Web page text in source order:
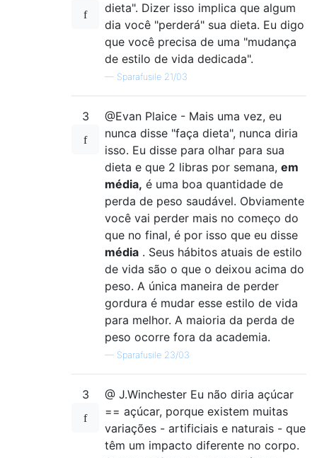
dieta". Dizer isso implica que algum
dia você "perderá" sua dieta. Eu digo
que você precisa de uma "mudança
de estilo de vida dedicada".
— Sparafusile 21/03
3
@Evan Plaice - Mais uma vez, eu
nunca disse "faça dieta", nunca diria
isso. Eu disse para olhar para sua
dieta e que 2 libras por semana, em
média, é uma boa quantidade de
perda de peso saudável. Obviamente
você vai perder mais no começo do
que no final, é por isso que eu disse
média . Seus hábitos atuais de estilo
de vida são o que o deixou acima do
peso. A única maneira de perder
gordura é mudar esse estilo de vida
para melhor. A maioria da perda de
peso ocorre fora da academia.
— Sparafusile 23/03
3
@ J.Winchester Eu não diria açúcar
== açúcar, porque existem muitas
variações - artificiais e naturais - que
têm um impacto diferente no corpo.